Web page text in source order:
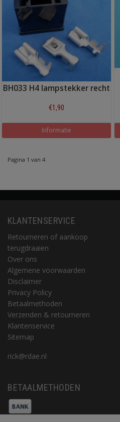
BH033 H4 lampstekker recht
€1,90
Informatie
Pagina 1 van 4
KLANTENSERVICE
Retourneren of aankoop
terugdraaien
Over ons
Algemene voorwaarden
Disclaimer
Privacy Policy
Betaalmethoden
Verzenden & retourneren
Klantenservice
Sitemap
rick@rdae.nl
BETAALMETHODEN